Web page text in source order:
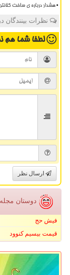
هشدار درباره ی ساخت
نظرات
لطفا شما هم
ارسال نظر
دوستان
فیش حج
قیمت بیسیم کنوود